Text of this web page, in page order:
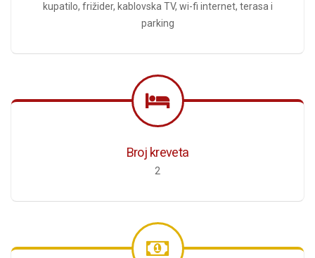
kupatilo, frižider, kablovska TV, wi-fi internet, terasa i
parking
Broj kreveta
2